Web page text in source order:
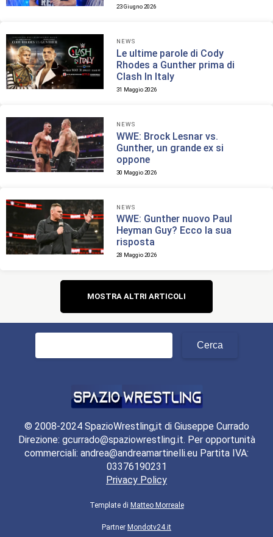
23 Giugno 2026
NEWS
Le ultime parole di Cody
Rhodes a Gunther prima di
Clash In Italy
31 Maggio 2026
NEWS
WWE: Brock Lesnar vs.
Gunther, un grande ex si
oppone
30 Maggio 2026
NEWS
WWE: Gunther nuovo Paul
Heyman Guy? Ecco la sua
risposta
28 Maggio 2026
Navigazione
articoli
MOSTRA ALTRI ARTICOLI
© 2008-2024 SpazioWrestling,it di Giuseppe Currado
Direzione: gcurrado@spaziowrestling.it. Per opportunità
commerciali: andrea@andreamartinelli.eu Partita IVA:
03376190231
Privacy Policy
Template di Matteo Morreale
Partner Mondotv24.it